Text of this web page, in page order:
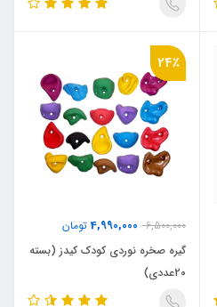
24٪
6,500,000
4,990,000تومان
گیره صخره نوردی کودک کیدز (بسته
20عددی)